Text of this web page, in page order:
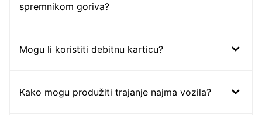
spremnikom goriva?
Mogu li koristiti debitnu karticu?
Kako mogu produžiti trajanje najma vozila?